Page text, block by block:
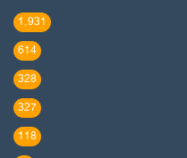
1٬931
614
328
327
118